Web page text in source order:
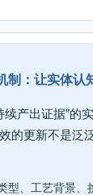
制：让实体认
续产出证据”的
的更新不是泛
型、工艺背景、